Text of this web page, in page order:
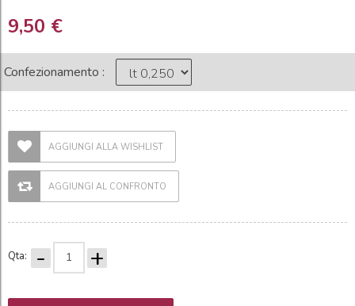
9,50 €
Confezionamento :
AGGIUNGI ALLA WISHLIST
AGGIUNGI AL CONFRONTO
Qta: - +